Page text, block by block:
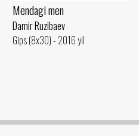
Mendagi men
Damir Ruzibaev
Gips (8x30) - 2016 yil